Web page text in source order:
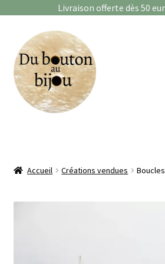
Livraison offerte dès 50
Aller
la
navigation
Aller
au
contenu
Accueil Créations vendues